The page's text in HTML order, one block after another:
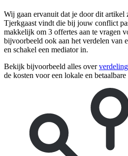
Wij gaan ervanuit dat je door dit artikel
Tjerkgaast vindt die bij jouw conflict
makkelijk om 3 offertes aan te vragen
bijvoorbeeld ook aan het verdelen van
en schakel een mediator in.
Bekijk bijvoorbeeld alles over
de kosten voor een lokale en